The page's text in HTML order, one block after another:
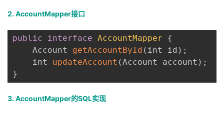
2. AccountMapper接口
public interface AccountMapper
{
    Account
getAccountById ( int id ) ;
    int
updateAccount (Account account ) ;
}
3. AccountMapper的SQL实现